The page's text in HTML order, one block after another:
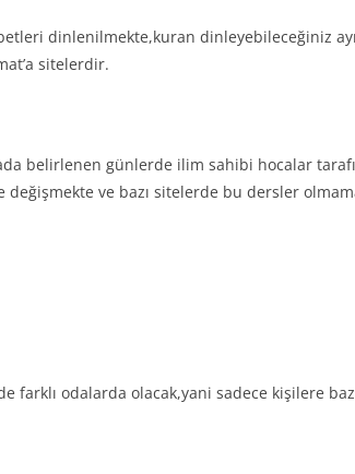
dinlenilmekte,kuran dinleyebileceğiniz
sitelerdir.
belirlenen günlerde ilim sahibi hocalar
değişmekte ve bazı sitelerde bu dersler
farklı odalarda olacak,yani sadece kişilere